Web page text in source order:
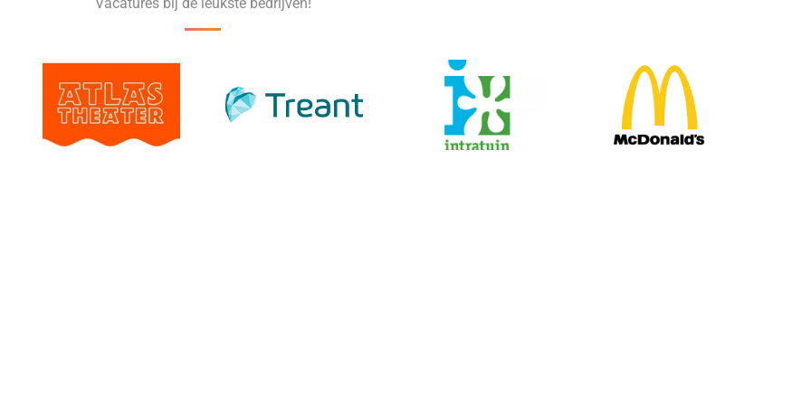
Vacatures bij de leukste bedrijven!